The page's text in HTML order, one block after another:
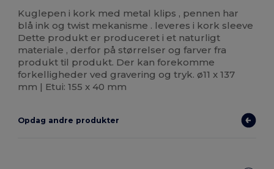
Kuglepen i kork med metal klips , pennen har
blå ink og twist mekanisme . leveres i kork sleeve
Dette produkt er produceret i et naturligt
materiale , derfor på størrelser og farver fra
produkt til produkt. Der kan forekomme
forkelligheder ved gravering og tryk. ø11 x 137
mm | Etui: 155 x 40 mm
Opdag andre produkter